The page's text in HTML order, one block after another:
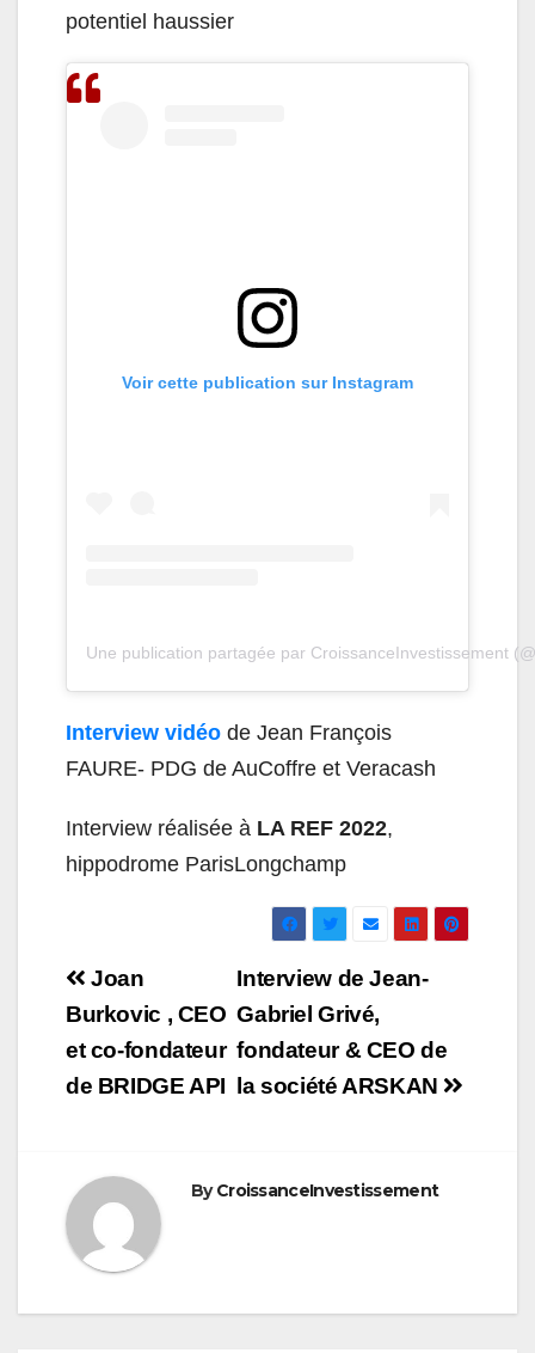
potentiel haussier
Voir cette publication sur Instagram
Une publication partagée par CroissanceInvestissement
Interview vidéo de Jean François
FAURE- PDG de AuCoffre et Veracash
Interview réalisée à LA REF 2022,
hippodrome ParisLongchamp
Navigation
de
l’article
Interview de Jean-
Gabriel Grivé,
fondateur & CEO de
la société ARSKAN
Joan
Burkovic , CEO
et co-fondateur
de BRIDGE API
ByCroissanceInvestissement